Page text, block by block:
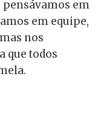
pensávamos em
em equipe,
nos
que todos